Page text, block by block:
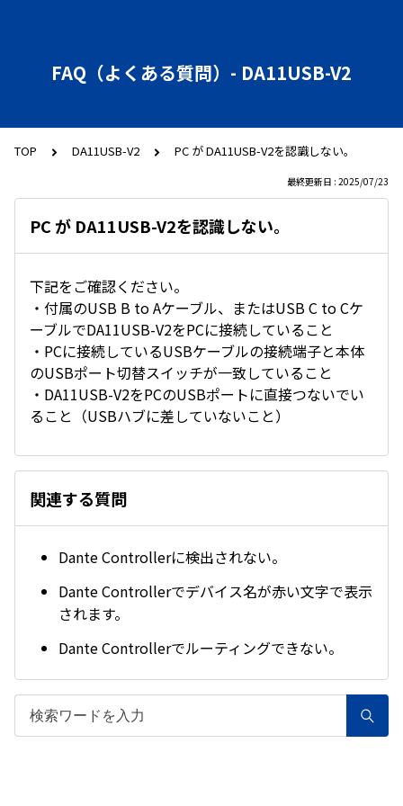
FAQ（よくある質問）- DA11USB-V2
TOP DA11USB-V2 PC が DA11USB-V2を認識しない。
最終更新日 : 2025/07/23
PC が DA11USB-V2を認識しない。
下記をご確認ください。
・付属のUSB B to Aケーブル、またはUSB C to Cケ
ーブルでDA11USB-V2をPCに接続していること
・PCに接続しているUSBケーブルの接続端子と本体
のUSBポート切替スイッチが一致していること
・DA11USB-V2をPCのUSBポートに直接つないでい
ること（USBハブに差していないこと）
関連する質問
Dante Controllerに検出されない。
Dante Controllerでデバイス名が赤い文字で表示
されます。
Dante Controllerでルーティングできない。